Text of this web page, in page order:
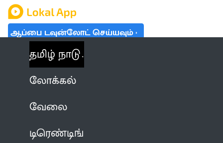
ஆப்பை டவுன்லோட் செய்யவும்
தமிழ் நாடு
லோக்கல்
வேலை
டிரெண்டிங்